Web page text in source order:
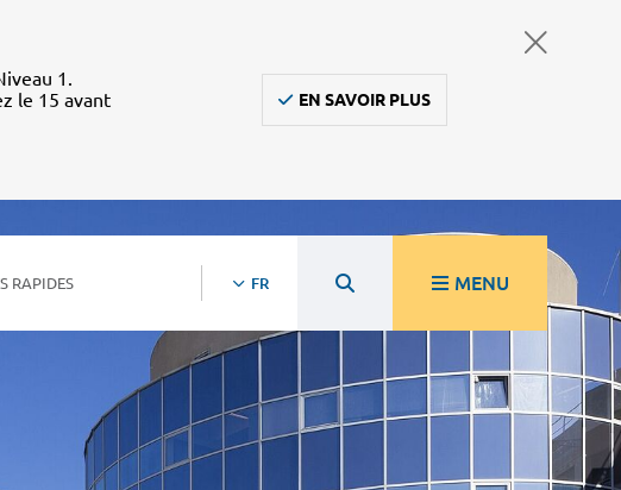
1.
le 15 avant
EN SAVOIR PLUS
RAPIDES FR MENU